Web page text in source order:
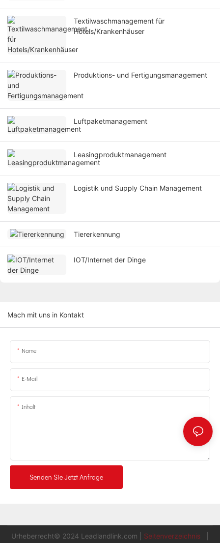
Textilwaschmanagement für
Hotels/Krankenhäuser
Produktions- und Fertigungsmanagement
Luftpaketmanagement
Leasingproduktmanagement
Logistik und Supply Chain Management
Tiererkennung
IOT/Internet der Dinge
Mach mit uns in Kontakt
Name
E-Mail
Inhalt
Senden Sie Jetzt Anfrage
Urheberrecht© 2024 Leadlandlink.com Seitenverzeichnis